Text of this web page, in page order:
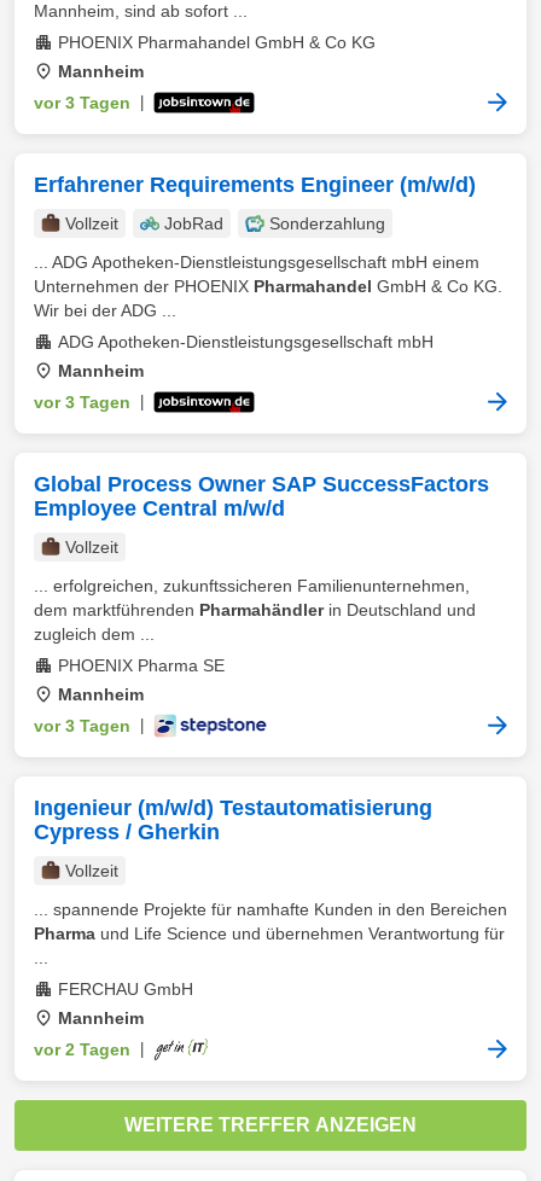
Mannheim, sind ab sofort ...
PHOENIX Pharmahandel GmbH & Co KG
Mannheim
vor 3 Tagen
Erfahrener Requirements Engineer (m/w/d)
Vollzeit JobRad
Sonderzahlung
... ADG Apotheken-Dienstleistungsgesellschaft mbH einem
Unternehmen der PHOENIX Pharmahandel GmbH & Co KG.
Wir bei der ADG ...
ADG Apotheken-Dienstleistungsgesellschaft mbH
Mannheim
vor 3 Tagen
Global Process Owner SAP SuccessFactors
Employee Central m/w/d
Vollzeit
... erfolgreichen, zukunftssicheren Familienunternehmen,
dem marktführenden Pharmahändlerin Deutschland und
zugleich dem ...
PHOENIX Pharma SE
Mannheim
vor 3 Tagen
Ingenieur (m/w/d) Testautomatisierung
Cypress / Gherkin
Vollzeit
... spannende Projekte für namhafte Kunden in den Bereichen
Pharma und Life Science und übernehmen Verantwortung für
FERCHAU GmbH
Mannheim
vor 2 Tagen
WEITERE TREFFER ANZEIGEN